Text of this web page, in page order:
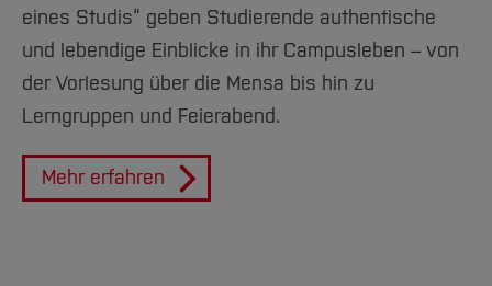
eines Studis“ geben Studierende authentische
und lebendige Einblicke in ihr Campusleben – von
der Vorlesung über die Mensa bis hin zu
Lerngruppen und Feierabend.
Mehr erfahren